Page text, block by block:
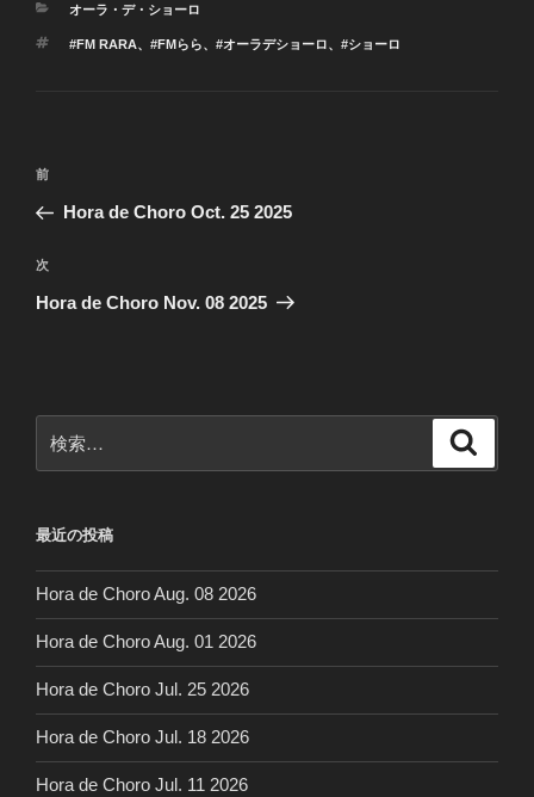
カ
ゴ
オーラ・デ・ショーロ
タ
#FM RARA、 #FMらら、 #オーラデショーロ、 #ショーロ
投
ナ
ビ
ゲ
ン
前
の
稿
前
Hora de Choro Oct. 25 2025
次
の
次
Hora de Choro Nov. 08 2025
索:
最近の投稿
Hora de Choro Aug. 08 2026
Hora de Choro Aug. 01 2026
Hora de Choro Jul. 25 2026
Hora de Choro Jul. 18 2026
Hora de Choro Jul. 11 2026